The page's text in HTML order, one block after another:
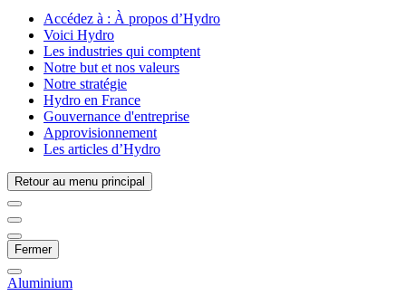
Accédez à : À propos d’Hydro
Voici Hydro
Les industries qui comptent
Notre but et nos valeurs
Notre stratégie
Hydro en France
Gouvernance d'entreprise
Approvisionnement
Les articles d’Hydro
Retour au menu principal
Fermer
Aluminium